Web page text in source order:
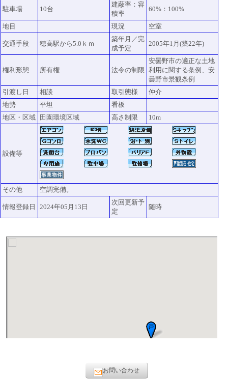
駐車場 10台
建蔽率：容
積率
60%：100%
地目 現況 空室
交通手段 穂高駅から5.0ｋｍ
築年月／完
成予定
2005年1月(築22年)
権利形態 所有権 法令の制限
安曇野市の適正な土地
利用に関する条例、安
曇野市景観条例
引渡し日
相談 取引態様
仲介
地勢
平坦
看板
地区・区域
田園環境区域 高さ制限 10m
設備等
その他 空調完備。
情報登録日 2024年05月13日
次回更新予
定
随時
お問い合わせ